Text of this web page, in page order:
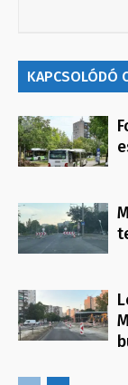
KAPCSOLÓDÓ